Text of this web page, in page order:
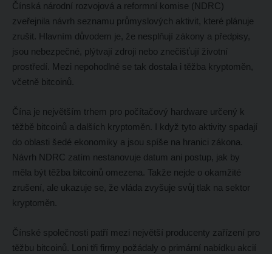
Čínská národní rozvojová a reformní komise (NDRC)
zveřejnila návrh seznamu průmyslových aktivit, které plánuje
zrušit. Hlavním důvodem je, že nesplňují zákony a předpisy,
jsou nebezpečné, plýtvají zdroji nebo znečišťují životní
prostředí. Mezi nepohodlné se tak dostala i těžba kryptoměn,
včetně bitcoinů.
Čína je největším trhem pro počítačový hardware určený k
těžbě bitcoinů a dalších kryptoměn. I když tyto aktivity spadají
do oblasti šedé ekonomiky a jsou spíše na hranici zákona.
Návrh NDRC zatím nestanovuje datum ani postup, jak by
měla být těžba bitcoinů omezena. Takže nejde o okamžité
zrušení, ale ukazuje se, že vláda zvyšuje svůj tlak na sektor
kryptoměn.
Čínské společnosti patří mezi největší producenty zařízení pro
těžbu bitcoinů. Loni tři firmy požádaly o primární nabídku akcií